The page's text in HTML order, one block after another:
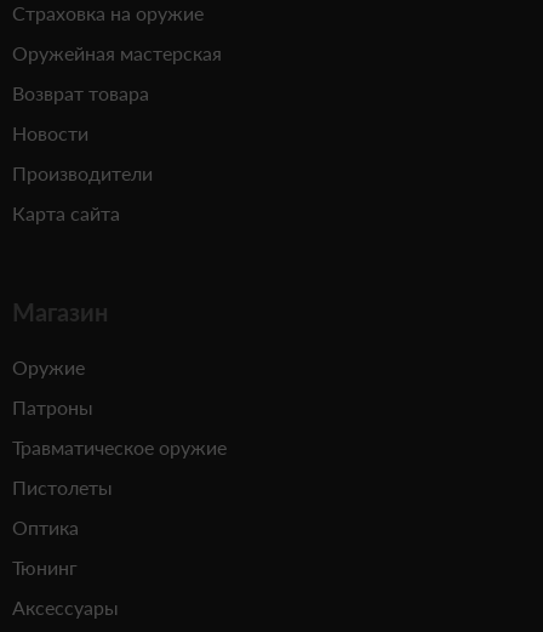
Страховка на оружие
Оружейная мастерская
Возврат товара
Новости
Производители
Карта сайта
Магазин
Оружие
Патроны
Травматическое оружие
Пистолеты
Оптика
Тюнинг
Аксессуары